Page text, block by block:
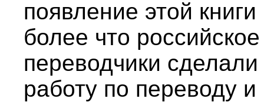
появление этой
более что
переводчики
работу по переводу